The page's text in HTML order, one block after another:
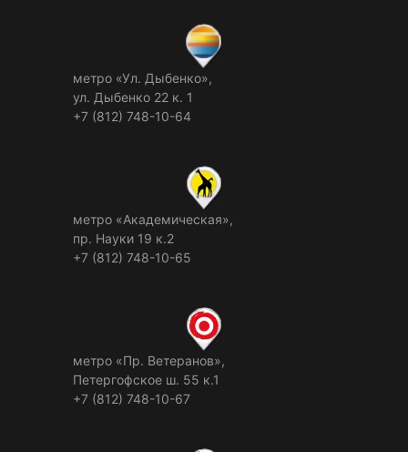
метро «Ул. Дыбенко»,
ул. Дыбенко 22 к. 1
+7 (812) 748-10-64
метро «Академическая»,
пр. Науки 19 к.2
+7 (812) 748-10-65
метро «Пр. Ветеранов»,
Петергофское ш. 55 к.1
+7 (812) 748-10-67